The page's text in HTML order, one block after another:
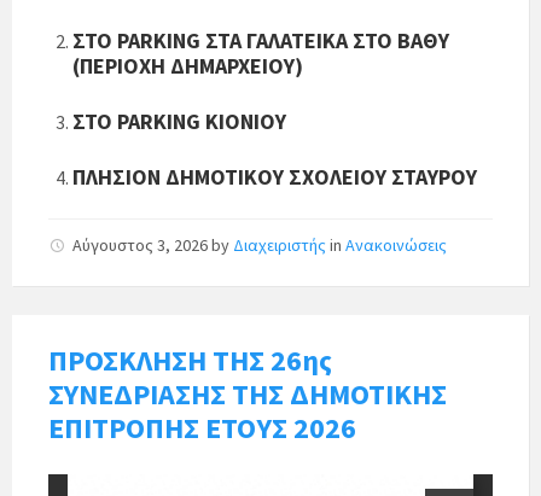
ΣΤΟ PARKING ΣΤΑ ΓΑΛΑΤΕΙΚΑ ΣΤΟ ΒΑΘΥ
(ΠΕΡΙΟΧΗ ΔΗΜΑΡΧΕΙΟΥ)
ΣΤΟ PARKING ΚΙΟΝΙΟΥ
ΠΛΗΣΙΟΝ ΔΗΜΟΤΙΚΟΥ ΣΧΟΛΕΙΟΥ ΣΤΑΥΡΟΥ
Αύγουστος 3, 2026by Διαχειριστής in Ανακοινώσεις
ΠΡΟΣΚΛΗΣΗ ΤΗΣ 26ης
ΣΥΝΕΔΡΙΑΣΗΣ ΤΗΣ ΔΗΜΟΤΙΚΗΣ
ΕΠΙΤΡΟΠΗΣ ΕΤΟΥΣ 2026